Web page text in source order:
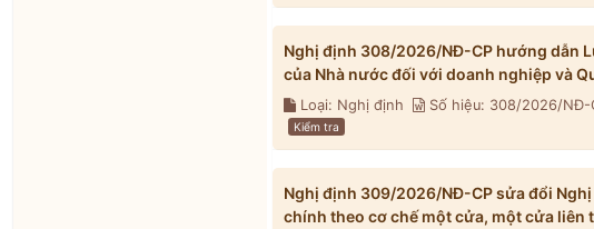
Nghị định 308/2026/NĐ-CP hướng dẫn
của Nhà nước đối với doanh nghiệp và
Loại: Nghị định Số hiệu: 308/2026/NĐ-
Kiểm tra
Nghị định 309/2026/NĐ-CP sửa đổi
chính theo cơ chế một cửa, một cửa liên